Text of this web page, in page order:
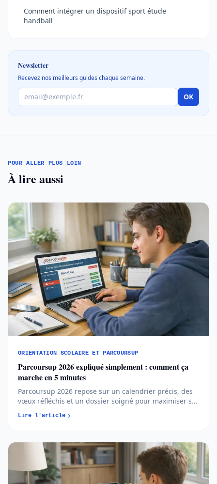
Comment intégrer un dispositif sport étude
handball
Newsletter
Recevez nos meilleurs guides chaque semaine.
OK
POUR ALLER PLUS LOIN
À lire aussi
ORIENTATION SCOLAIRE ET PARCOURSUP
Parcoursup 2026 expliqué simplement : comment ça
marche en 5 minutes
Parcoursup 2026 repose sur un calendrier précis, des
vœux réfléchis et un dossier soigné pour maximiser ses
chances d’admission. Comprendre les règles et
anticiper chaque étape permet d’aborder l’orientation
Lire l'article